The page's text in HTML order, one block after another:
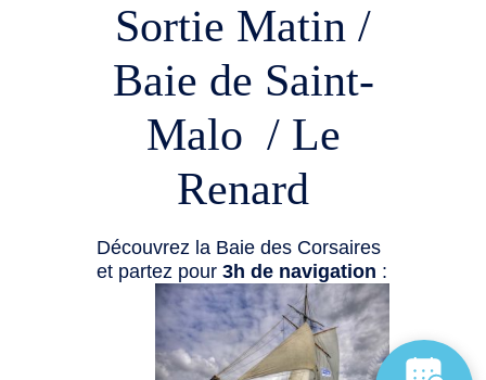
Sortie Matin /
Baie de Saint-
Malo / Le
Renard
Découvrez la Baie des Corsaires
et partez pour3h de navigation :